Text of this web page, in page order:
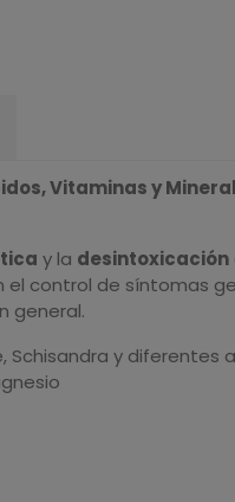
Vitaminas y
y la desintoxicación
control de síntomas
general.
Schisandra y diferentes